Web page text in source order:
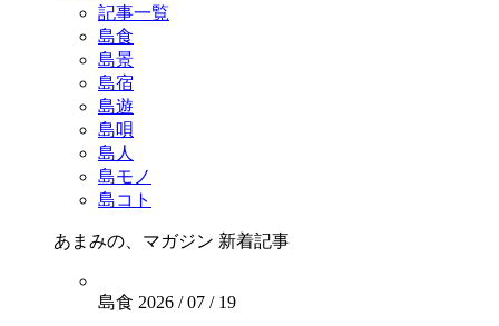
記事一覧
島食
島景
島宿
島遊
島唄
島人
島モノ
島コト
あまみの、マガジン 新着記事
島食 2026 / 07 / 19